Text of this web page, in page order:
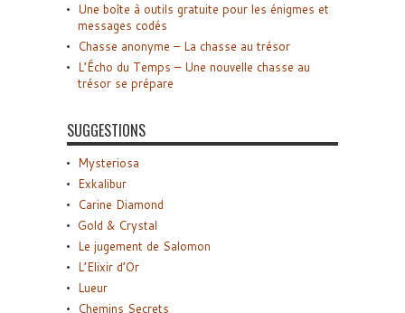
Une boîte à outils gratuite pour les énigmes et
messages codés
Chasse anonyme – La chasse au trésor
L’Écho du Temps – Une nouvelle chasse au
trésor se prépare
SUGGESTIONS
Mysteriosa
Exkalibur
Carine Diamond
Gold & Crystal
Le jugement de Salomon
L’Elixir d’Or
Lueur
Chemins Secrets